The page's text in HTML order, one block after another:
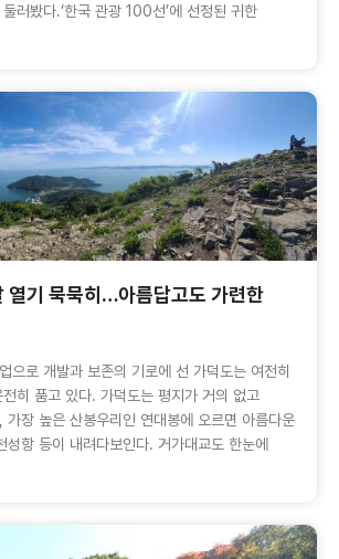
러봤다.‘한국 관광 100선’에 선정된 귀한
열기 묵묵히…아름답고도 가련한
으로 개발과 보존의 기로에 선 가덕도는 여전히
히 품고 있다. 가덕도는 평지가 거의 없고
가장 높은 산봉우리인 연대봉에 오르면 아름다운
성항 등이 내려다보인다. 거가대교도 한눈에